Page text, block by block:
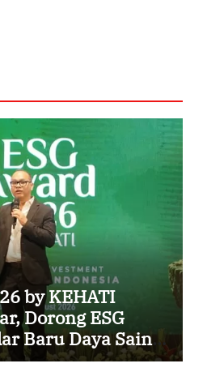
by KEHATI
Dorong ESG
Baru Daya Saing